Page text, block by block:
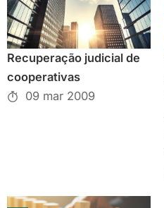
Recuperação judicial de
cooperativas
09 mar 2009